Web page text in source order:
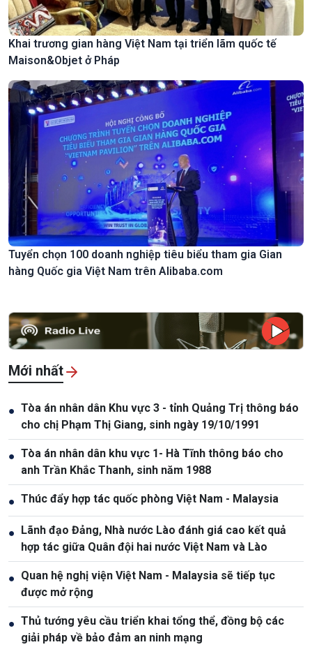
Khai trương gian hàng Việt Nam tại triển lãm quốc tế
Maison&Objet ở Pháp
Tuyển chọn 100 doanh nghiệp tiêu biểu tham gia Gian
hàng Quốc gia Việt Nam trên Alibaba.com
Mới nhất
● Tòa án nhân dân Khu vực 3 - tỉnh Quảng Trị thông báo
cho chị Phạm Thị Giang, sinh ngày 19/10/1991
● Tòa án nhân dân khu vực 1- Hà Tĩnh thông báo cho
anh Trần Khắc Thanh, sinh năm 1988
● Thúc đẩy hợp tác quốc phòng Việt Nam - Malaysia
●
Lãnh đạo Đảng, Nhà nước Lào đánh giá cao kết quả
hợp tác giữa Quân đội hai nước Việt Nam và Lào
● Quan hệ nghị viện Việt Nam - Malaysia sẽ tiếp tục
được mở rộng
● Thủ tướng yêu cầu triển khai tổng thể, đồng bộ các
giải pháp về bảo đảm an ninh mạng